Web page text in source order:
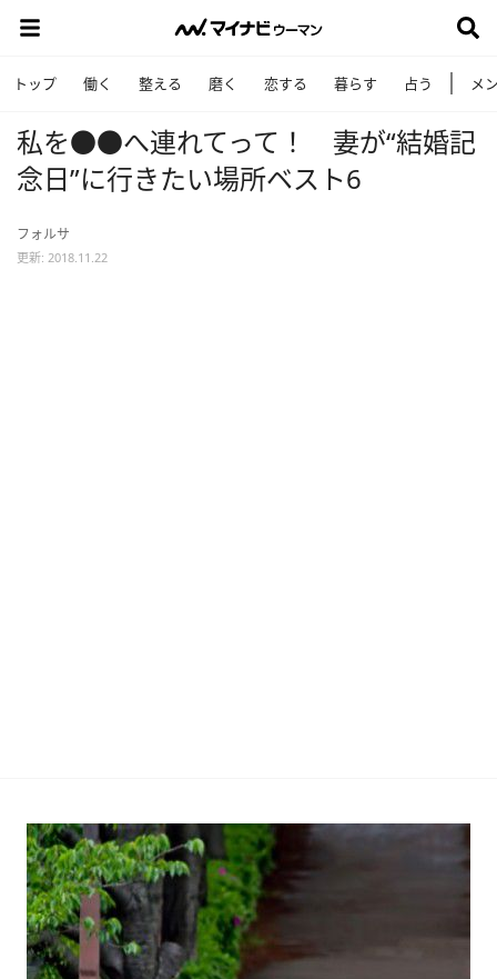
トップ 働く 整える 磨く 恋する 暮らす 占う メ
私を●●へ連れてって！ 妻が“結婚記
念日”に行きたい場所ベスト6
フォルサ
更新: 2018.11.22